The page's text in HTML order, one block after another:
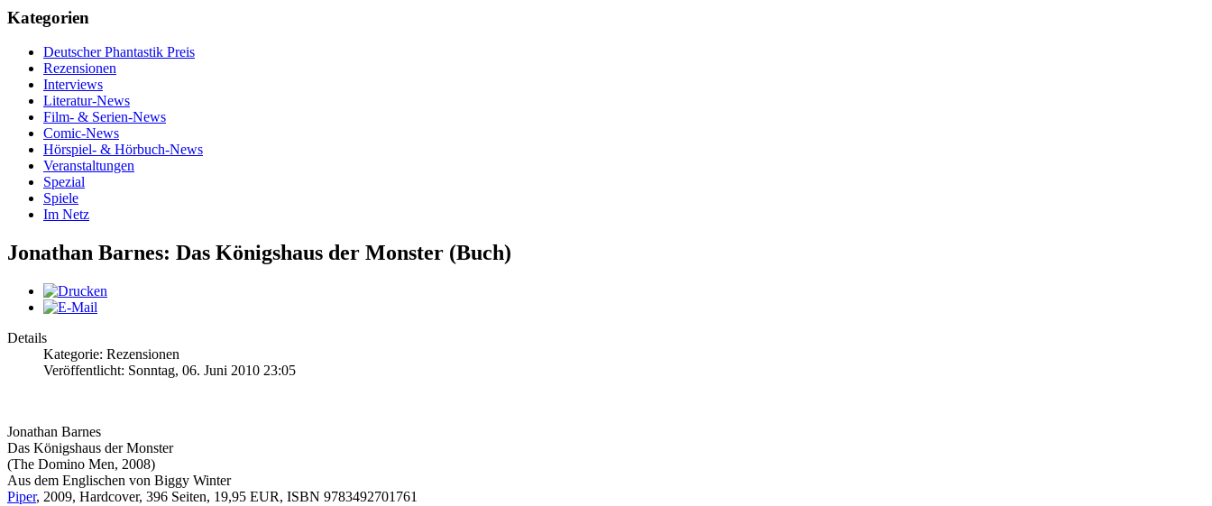
Kategorien
Deutscher Phantastik Preis
Rezensionen
Interviews
Literatur-News
Film- & Serien-News
Comic-News
Hörspiel- & Hörbuch-News
Veranstaltungen
Spezial
Spiele
Im Netz
Jonathan Barnes: Das Königshaus der Monster (Buch)
Details
Kategorie: Rezensionen
Veröffentlicht: Sonntag, 06. Juni 2010 23:05
Jonathan Barnes
Das Königshaus der Monster
(The Domino Men, 2008)
Aus dem Englischen von Biggy Winter
Piper, 2009, Hardcover, 396 Seiten, 19,95 EUR, ISBN 9783492701761